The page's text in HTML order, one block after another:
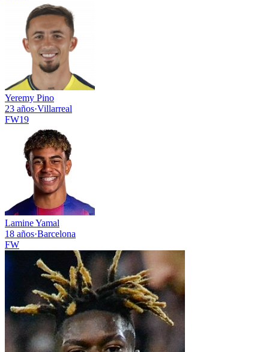
Yeremy Pino
23 años·Villarreal
FW19
Lamine Yamal
18 años·Barcelona
FW